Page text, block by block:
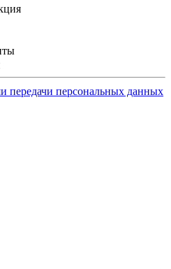
передачи персональных данных